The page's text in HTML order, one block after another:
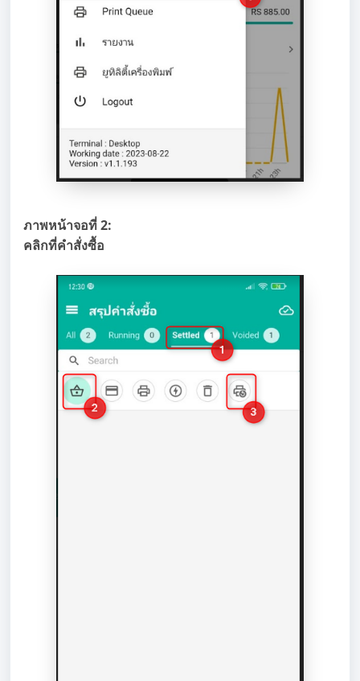
ภาพหน้าจอที่ 2:
คลิกที่คำสั่งซื้อ